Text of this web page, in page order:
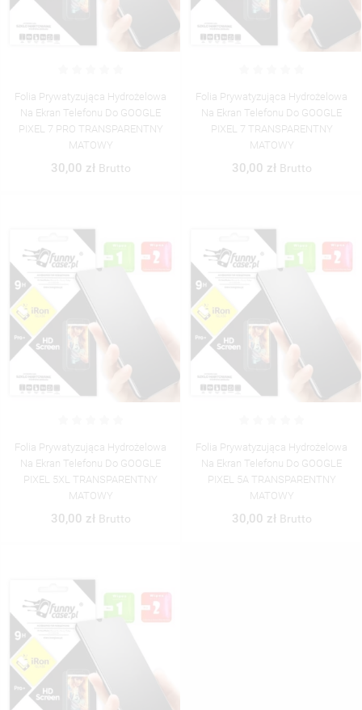
Folia Prywatyzująca Hydrożelowa
Na Ekran Telefonu Do GOOGLE
PIXEL 7 PRO TRANSPARENTNY
MATOWY
30,00 zł Brutto
Folia Prywatyzująca Hydrożelowa
Na Ekran Telefonu Do GOOGLE
PIXEL 7 TRANSPARENTNY
MATOWY
30,00 zł Brutto
Folia Prywatyzująca Hydrożelowa
Na Ekran Telefonu Do GOOGLE
PIXEL 5XL TRANSPARENTNY
MATOWY
30,00 zł Brutto
Folia Prywatyzująca Hydrożelowa
Na Ekran Telefonu Do GOOGLE
PIXEL 5A TRANSPARENTNY
MATOWY
30,00 zł Brutto
MOJE LISTY ŻYCZEŃ
UTWÓRZ NOWĄ LISTĘ
((CONFIRMMESSAGE))
UTWÓRZ LISTĘ ŻYCZEŃ
UTWÓRZ LISTĘ ŻYCZEŃ
ZALOGUJ SIĘ
MUSISZ BYĆ ZALOGOWANY BY ZAPISAĆ PRODUKTY NA
SWOJEJ LIŚCIE ŻYCZEŃ.
ZALOGUJ SIĘ